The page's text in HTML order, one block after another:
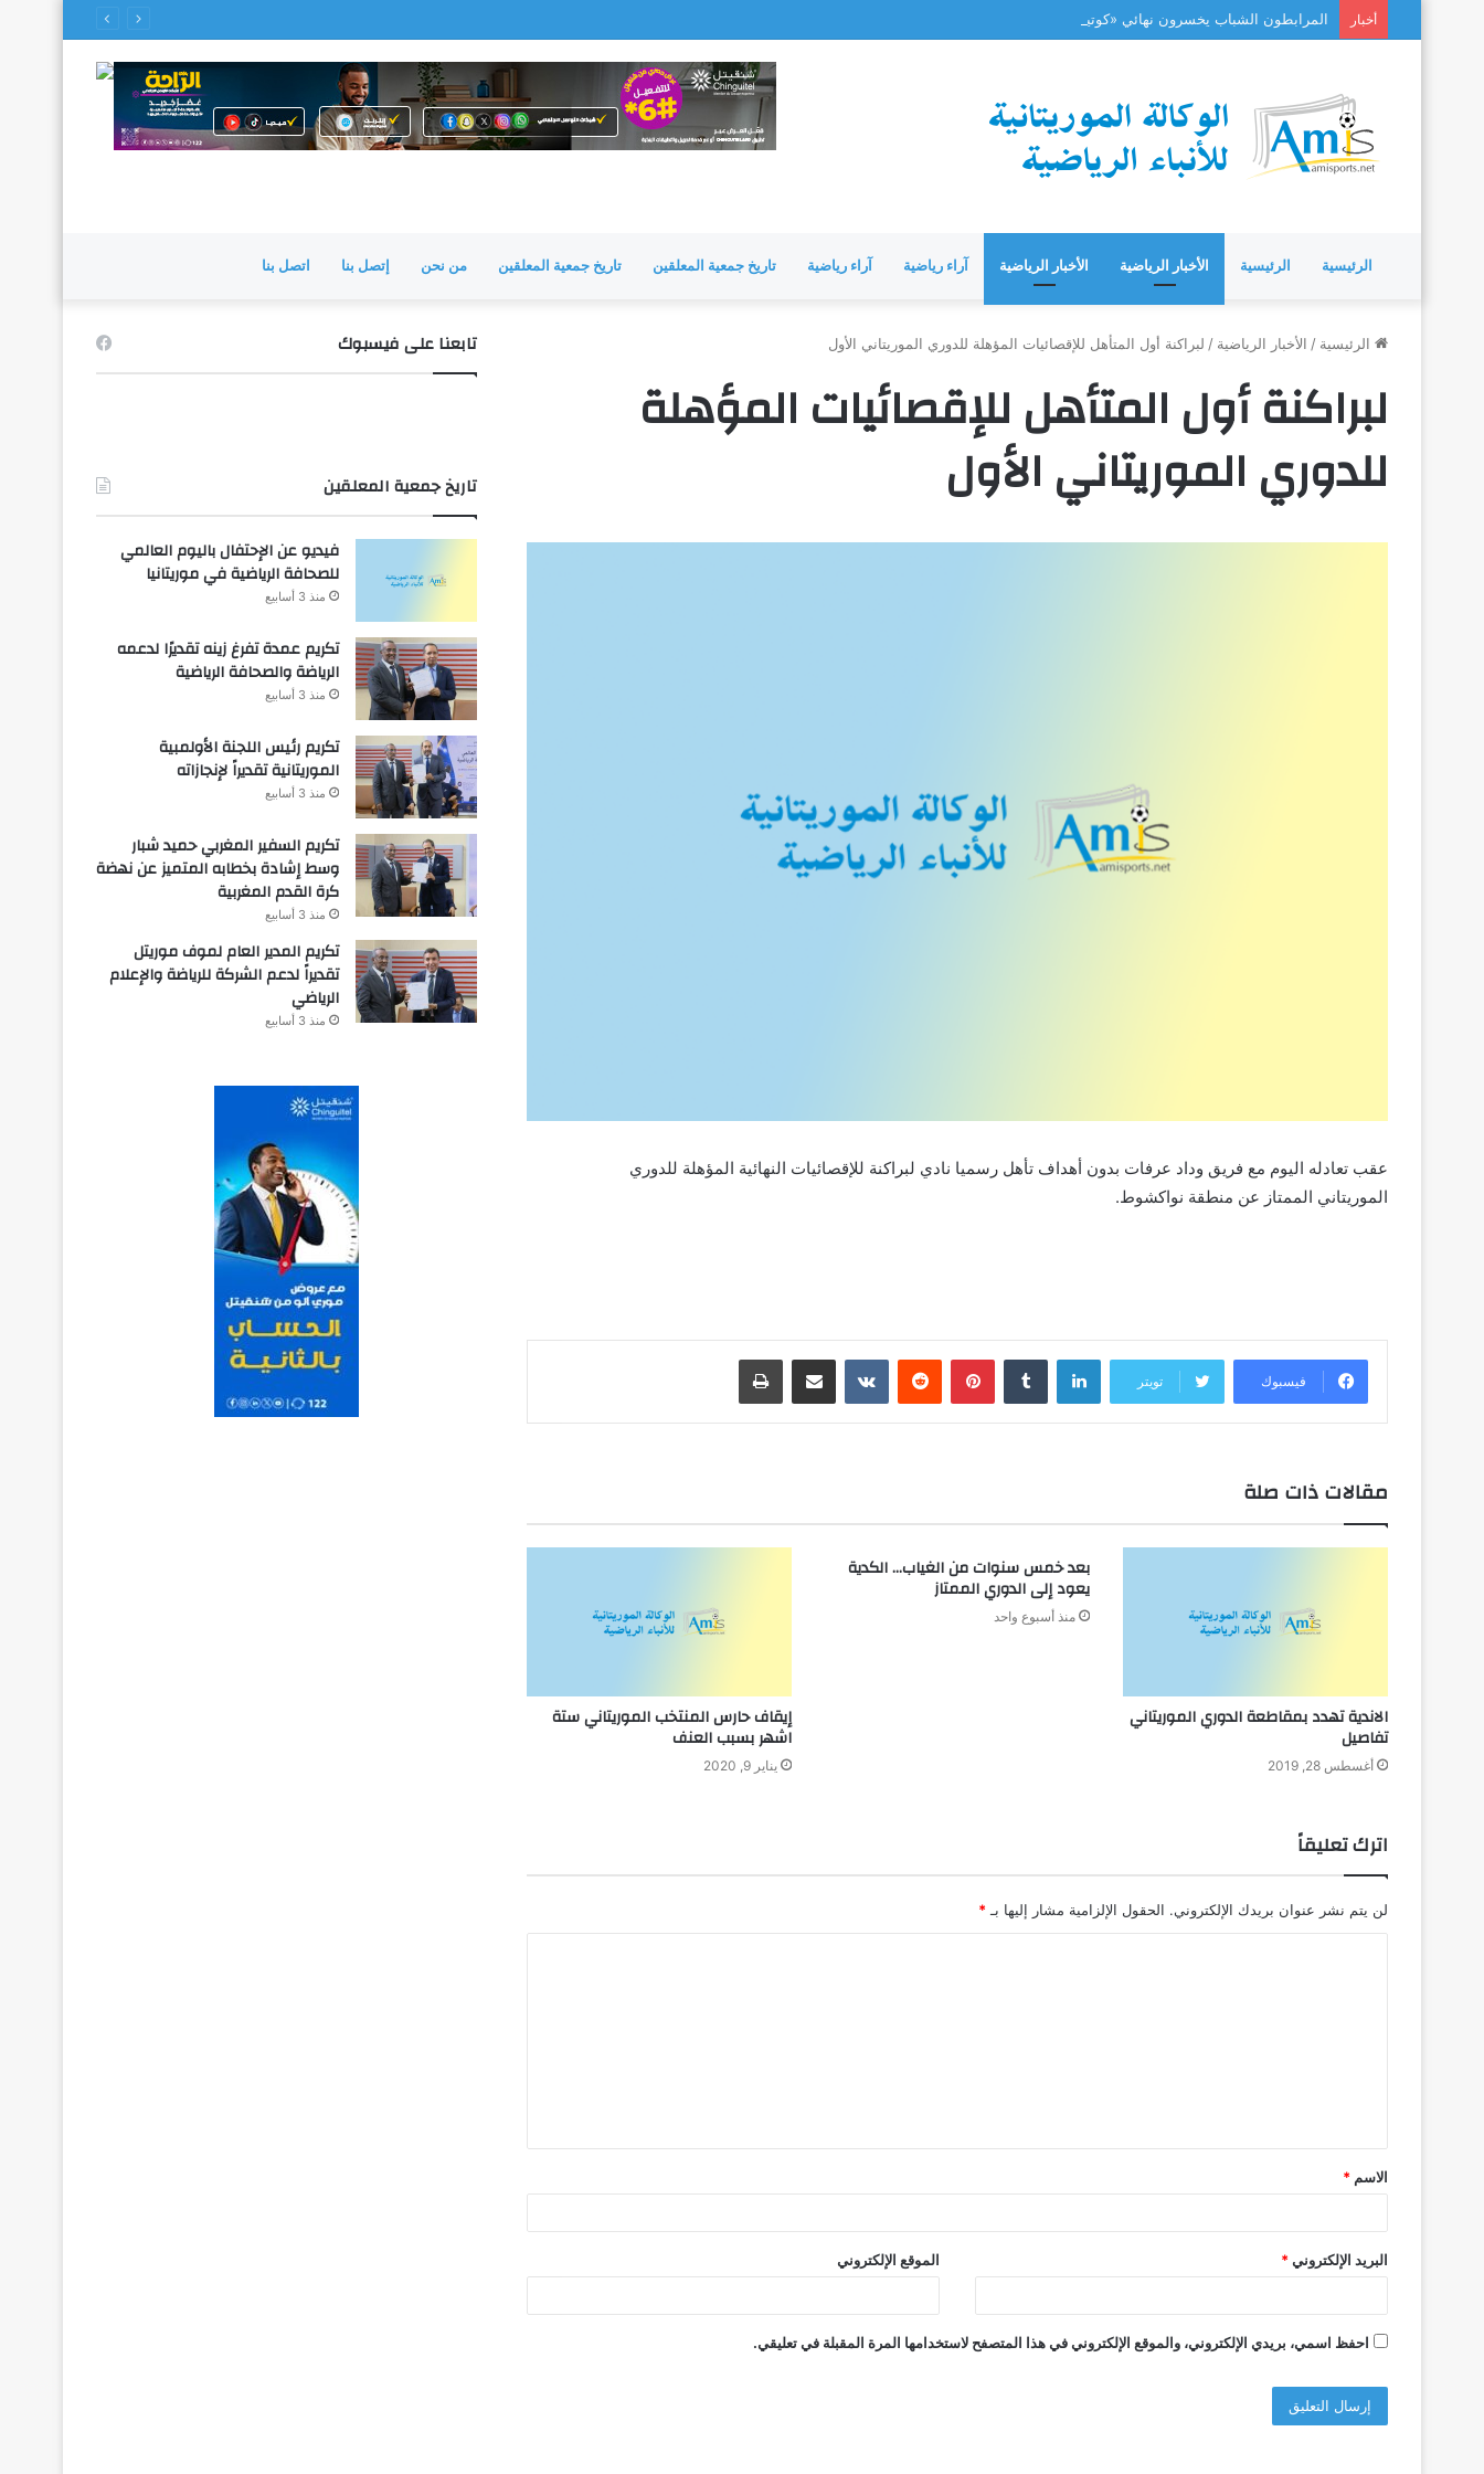
أخبار المرابطون الشباب يخسرون نهائي «كوتيف» بعد مسيرة مشرفة
الرئيسية الرئيسية الأخبار الرياضية الأخبار الرياضية آراء رياضية آراء رياضية تاريخ جمعية المعلقين تاريخ جمعية المعلقين من نحن إتصل بنا اتصل بنا
الرئيسية / الأخبار الرياضية / لبراكنة أول المتأهل للإقصائيات المؤهلة للدوري الموريتاني الأول
لبراكنة أول المتأهل للإقصائيات المؤهلة
للدوري الموريتاني الأول
عقب تعادله اليوم مع فريق وداد عرفات بدون أهداف تأهل رسميا نادي لبراكنة للإقصائيات النهائية المؤهلة للدوري
الموريتاني الممتاز عن منطقة نواكشوط.
فيسبوك تويتر
لينكدإن بينتيريست مشاركة عبر البريد طباعة
مقالات ذات صلة
الاندية تهدد بمقاطعة الدوري الموريتاني
تفاصيل
أغسطس 28, 2019
بعد خمس سنوات من الغياب… الكدية
يعود إلى الدوري الممتاز
منذ أسبوع واحد
إيقاف حارس المنتخب الموريتاني ستة
اشهر بسبب العنف
يناير 9, 2020
اترك تعليقاً
لن يتم نشر عنوان بريدك الإلكتروني. الحقول الإلزامية مشار إليها بـ *
ق
*
الاسم *
البريد الإلكتروني * الموقع الإلكتروني
احفظ اسمي، بريدي الإلكتروني، والموقع الإلكتروني في هذا المتصفح لاستخدامها المرة المقبلة في تعليقي.
تابعنا على فيسبوك
تاريخ جمعية المعلقين
فيديو عن الإحتفال باليوم العالمي
للصحافة الرياضية في موريتانيا
منذ 3 أسابيع
تكريم عمدة تفرغ زينه تقديرًا لدعمه
الرياضة والصحافة الرياضية
منذ 3 أسابيع
تكريم رئيس اللجنة الأولمبية
الموريتانية تقديراً لإنجازاته
منذ 3 أسابيع
تكريم السفير المغربي حميد شبار
وسط إشادة بخطابه المتميز عن نهضة
كرة القدم المغربية
منذ 3 أسابيع
تكريم المدير العام لموف موريتل
تقديراً لدعم الشركة للرياضة والإعلام
الرياضي
منذ 3 أسابيع